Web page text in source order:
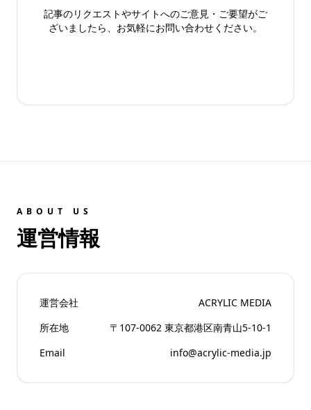
記事のリクエストやサイトへのご意見・ご要望がご
ざいましたら、お気軽にお問い合わせください。
ABOUT US
運営情報
運営会社
ACRYLIC MEDIA
所在地
〒107-0062 東京都港区南青山5-10-1
Email
info@acrylic-media.jp